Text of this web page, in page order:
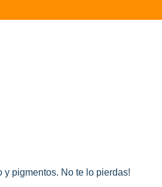
pigmentos. No te lo pierdas!